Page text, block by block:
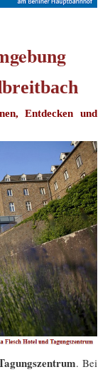
,Entdecken und
. Bei